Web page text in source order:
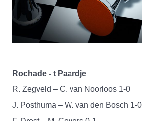
Rochade - t Paardje
R. Zegveld – C. van Noorloos 1-0
J. Posthuma – W. van den Bosch 1-0